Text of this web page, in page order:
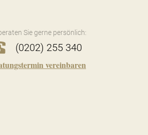
Sie gerne persönlich:
(0202) 255 340
vereinbaren